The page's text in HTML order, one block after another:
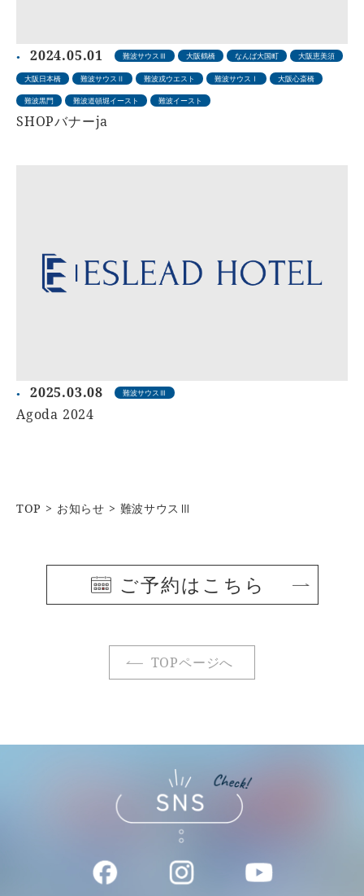
2024.05.01 難波サウスⅢ 大阪鶴橋 なんば大国町 大阪恵美須
大阪日本橋 難波サウスⅡ 難波戎ウエスト 難波サウスⅠ 大阪心斎橋
難波黒門 難波道頓堀イースト 難波イースト
SHOPバナーja
2025.03.08 難波サウスⅢ
Agoda 2024
TOP お知らせ 難波サウスⅢ
ご予約はこちら
TOPページへ